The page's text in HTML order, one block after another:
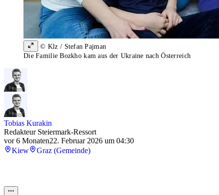
© Klz / Stefan Pajman
Die Familie Bozkho kam aus der Ukraine nach Österreich
Tobias Kurakin
Redakteur Steiermark-Ressort
vor 6 Monaten22. Februar 2026 um 04:30
Kiew
Graz (Gemeinde)